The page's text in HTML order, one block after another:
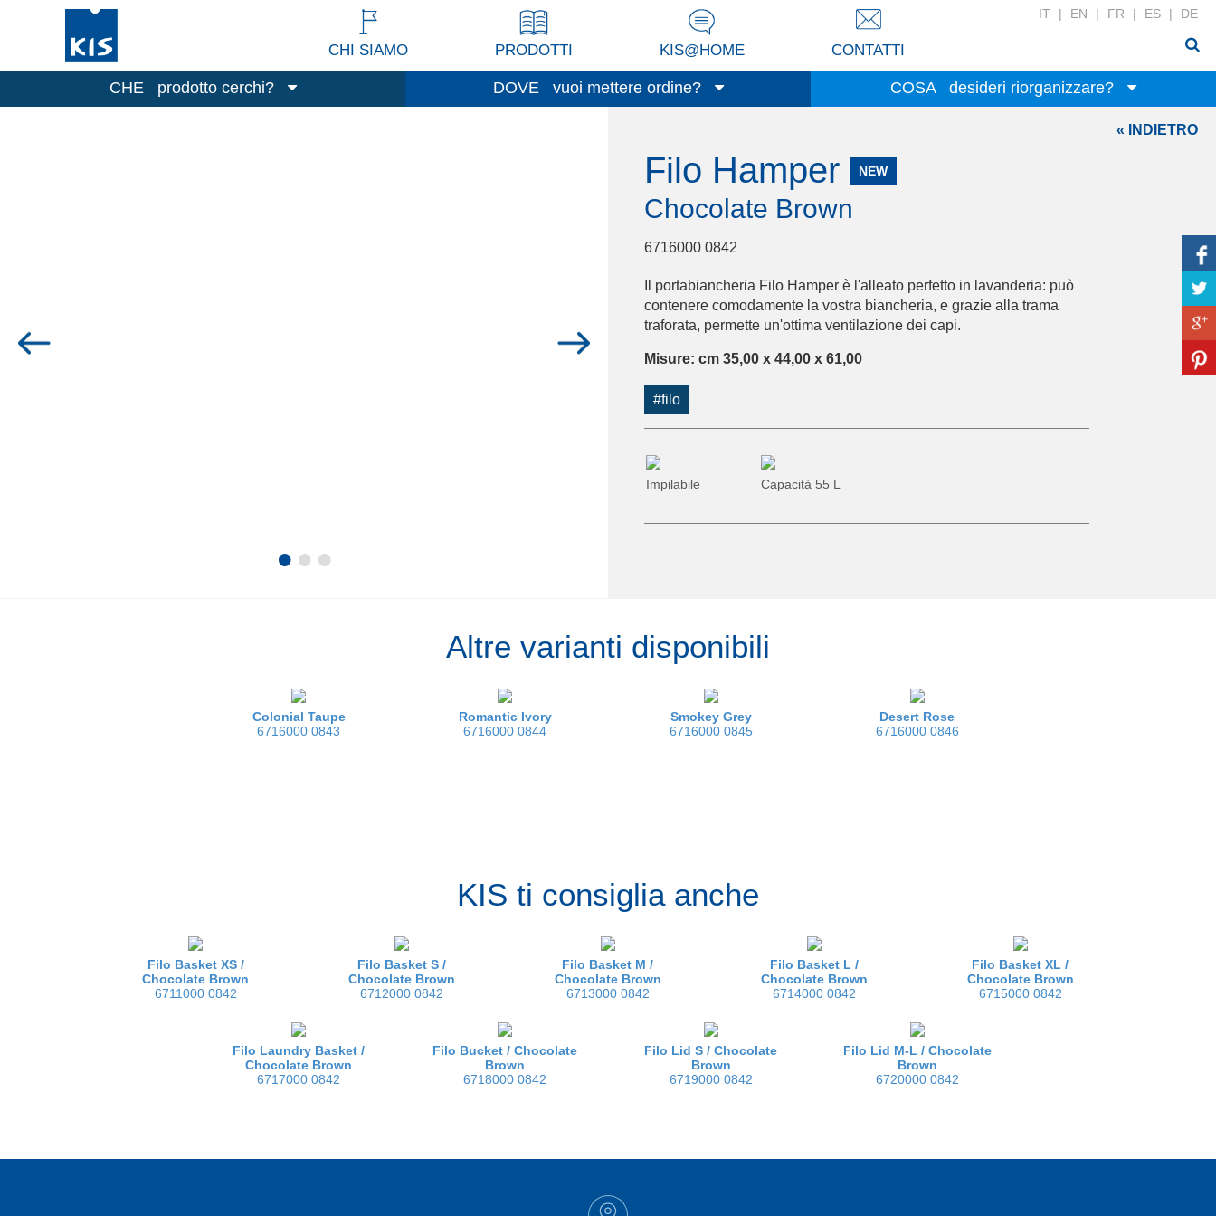
IT | EN | FR | ES | DE
CHI SIAMO PRODOTTI KIS@HOME CONTATTI
CHE prodotto cerchi? DOVE vuoi mettere ordine?
Alimenti
Cancelleria
Abbigliamento
Accessori
Prodotti beauty
Biancheria per la casa
Attrezzi per il giardino
COSA desideri riorganizzare?
•••
« INDIETRO
Filo Hamper NEW
Chocolate Brown
6716000 0842
Il portabiancheria Filo Hamper è l'alleato perfetto in lavanderia: può
contenere comodamente la vostra biancheria, e grazie alla trama
traforata, permette un'ottima ventilazione dei capi.
Misure: cm 35,00 x 44,00 x 61,00
#filo
Impilabile Capacità 55 L
Altre varianti disponibili
Colonial Taupe
6716000 0843
Romantic Ivory
6716000 0844
Smokey Grey
6716000 0845
Desert Rose
6716000 0846
KIS ti consiglia anche
Filo Basket XS /
Chocolate Brown
6711000 0842
Filo Basket S /
Chocolate Brown
6712000 0842
Filo Basket M /
Chocolate Brown
6713000 0842
Filo Basket L /
Chocolate Brown
6714000 0842
Filo Basket XL /
Chocolate Brown
6715000 0842
Filo Laundry Basket /
Chocolate Brown
6717000 0842
Filo Bucket / Chocolate
Brown
6718000 0842
Filo Lid S /Chocolate
Brown
6719000 0842
Filo Lid M-L / Chocolate
Brown
6720000 0842